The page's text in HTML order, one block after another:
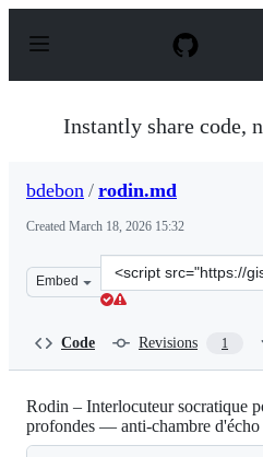
p
Instantly share code,
bdebon / rodin.md
Created March 18, 2026 15:32
Embed
Clone
this
Code Revisions 1
Rodin – Interlocuteur socratique
profondes — anti-chambre d'écho